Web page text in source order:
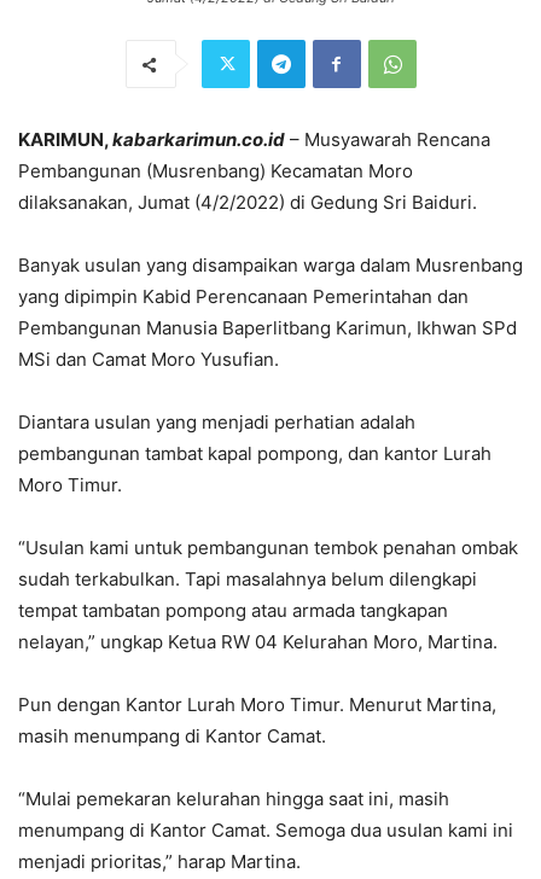
KARIMUN,kabarkarimun.co.id – Musyawarah Rencana
Pembangunan (Musrenbang) Kecamatan Moro
dilaksanakan, Jumat (4/2/2022) di Gedung Sri Baiduri.
Banyak usulan yang disampaikan warga dalam Musrenbang
yang dipimpin Kabid Perencanaan Pemerintahan dan
Pembangunan Manusia Baperlitbang Karimun, Ikhwan SPd
MSi dan Camat Moro Yusufian.
Diantara usulan yang menjadi perhatian adalah
pembangunan tambat kapal pompong, dan kantor Lurah
Moro Timur.
“Usulan kami untuk pembangunan tembok penahan ombak
sudah terkabulkan. Tapi masalahnya belum dilengkapi
tempat tambatan pompong atau armada tangkapan
nelayan,” ungkap Ketua RW 04 Kelurahan Moro, Martina.
Pun dengan Kantor Lurah Moro Timur. Menurut Martina,
masih menumpang di Kantor Camat.
“Mulai pemekaran kelurahan hingga saat ini, masih
menumpang di Kantor Camat. Semoga dua usulan kami ini
menjadi prioritas,” harap Martina.